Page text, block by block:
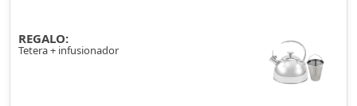
REGALO:
Tetera + infusionador